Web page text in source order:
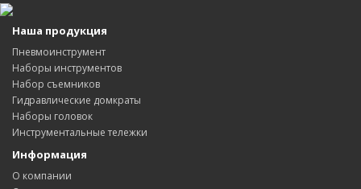
Наша продукция
Пневмоинструмент
Наборы инструментов
Набор съемников
Гидравлические домкраты
Наборы головок
Инструментальные тележки
Информация
О компании